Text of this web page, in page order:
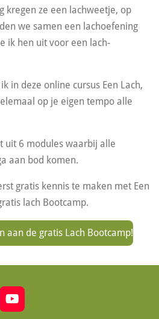
kregen ze een lachweetje, op
we samen een lachoefening
ik hen uit voor een lach-
in deze online cursus Een Lach,
op je eigen tempo alle
uit 6 modules waarbij alle
aan bod komen.
gratis kennis te maken met Een
lach Bootcamp.
aan de gratis Lach Bootcamp!
Y
o